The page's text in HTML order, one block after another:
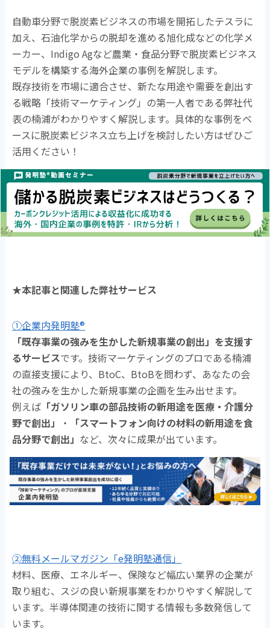
自動車分野で脱炭素ビジネスの市場を開拓したテスラに
加え、石油化学からの脱却を進める旭化成などの化学メ
ーカー、Indigo Agなど農業・食品分野で脱炭素ビジネス
モデルを構築する海外企業の事例を解説します。
既存技術を市場に適合させ、新たな用途や需要を創出す
る戦略「技術マーケティング」の第一人者である弊社代
表の楠浦がわかりやすく解説します。具体的な事例をベ
ースに脱炭素ビジネス立ち上げを検討したい方はぜひご
活用ください！
★本記事と関連した弊社サービス
①企業内発明塾®
「既存事業の強みを生かした新規事業の創出」を支援す
るサービスです。技術マーケティングのプロである楠浦
の直接支援により、BtoC、BtoBを問わず、あなたの会
社の強みを生かした新規事業の企画を生み出せます。
例えば 「ガソリン車の部品技術の新用途を医療・介護分
野で創出」
・
「スマートフォン向けの材料の新用途を食
品分野で創出」 など、次々に成果が出ています。
➁無料メールマガジン「e発明塾通信」
材料、医療、エネルギー、保険など幅広い業界の企業が
取り組む、スジの良い新規事業をわかりやすく解説して
います。半導体関連の技術に関する情報も多数発信して
います。